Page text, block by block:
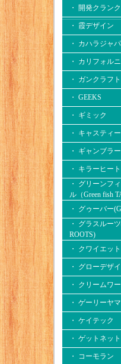
・ 開発クランク
・ 霞デザイン
・ カハラジャ
・ カリフォル
・ ガンクラフト
・ GEEKS
・ ギミック
・ キャスティ
・ ギャンブラー
・ キラーヒート
・ グリーンフ
ル（Green fish
・ グゥーバー
・ グラスルー
ROOTS)
・ クワイエッ
・ グローデザ
・ クリームワ
・ ゲーリーヤ
・ ケイテック
・ ゲットネッ
・ コーモラン